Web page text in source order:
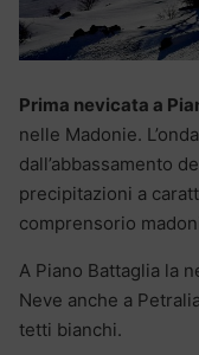
Prima nevicata a
nelle Madonie.
dall’abbassamento
precipitazioni a
comprensorio
A Piano Battaglia la
Neve anche a
tetti bianchi.